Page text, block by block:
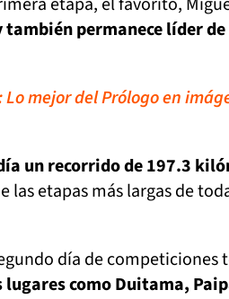
permanece líder
mejor del Prólogo en
un recorrido de 197.3
las etapas más largas de
día de competiciones
como Duitama,